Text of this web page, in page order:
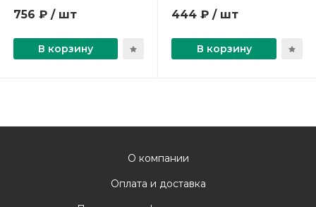
756 ₽ / шт
В корзину
444 ₽ / шт
В корзину
О компании
Оплата и доставка